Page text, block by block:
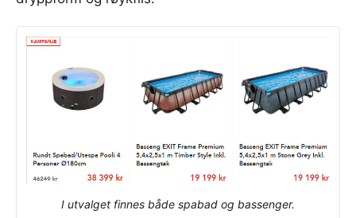
I utvalget finnes både spabad og bassenger.